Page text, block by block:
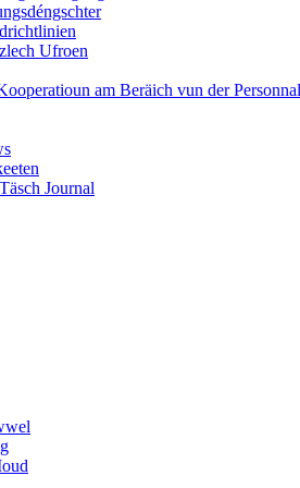
Ufroen
am Beräich vun der
Journal